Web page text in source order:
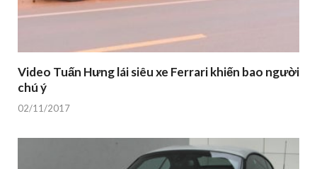
Video Tuấn Hưng lái siêu xe Ferrari khiến bao người
chú ý
02/11/2017